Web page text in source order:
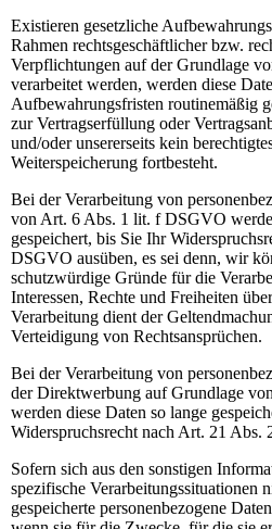
Existieren gesetzliche
Rahmen rechtsgeschäftlicher bzw.
Verpflichtungen auf der Grundlage
verarbeitet werden, werden diese
Aufbewahrungsfristen routinemäßig
zur Vertragserfüllung oder
und/oder unsererseits kein
Weiterspeicherung fortbesteht.
Bei der Verarbeitung von
von Art. 6 Abs. 1 lit. f DSGVO
gespeichert, bis Sie Ihr
DSGVO ausüben, es sei denn, wir
schutzwürdige Gründe für die
Interessen, Rechte und Freiheiten
Verarbeitung dient der
Verteidigung von Rechtsansprüchen.
Bei der Verarbeitung von
der Direktwerbung auf Grundlage
werden diese Daten so lange
Widerspruchsrecht nach Art. 21 Abs.
Sofern sich aus den sonstigen
spezifische Verarbeitungssituationen
gespeicherte personenbezogene